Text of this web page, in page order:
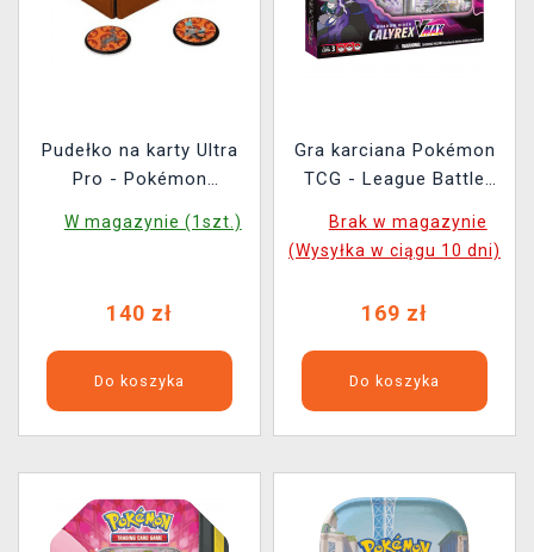
Pudełko na karty Ultra
Pro - Pokémon
Alcove Click
W magazynie (1szt.)
140 zł
Do koszyka
Gra karciana Pokémon
TCG - League Battle
Calyrex VMAX
Brak w magazynie
(Wysyłka w ciągu 10 dni)
169 zł
Do koszyka